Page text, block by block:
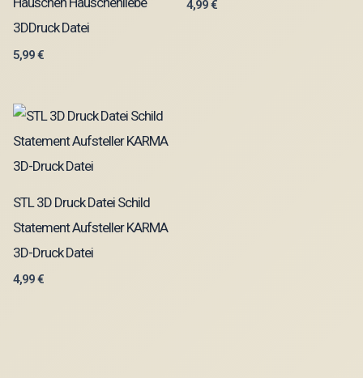
3DDruck Datei
5,99€
4,99€
STL 3D Druck Datei Schild
Statement Aufsteller KARMA
3D-Druck Datei
4,99€